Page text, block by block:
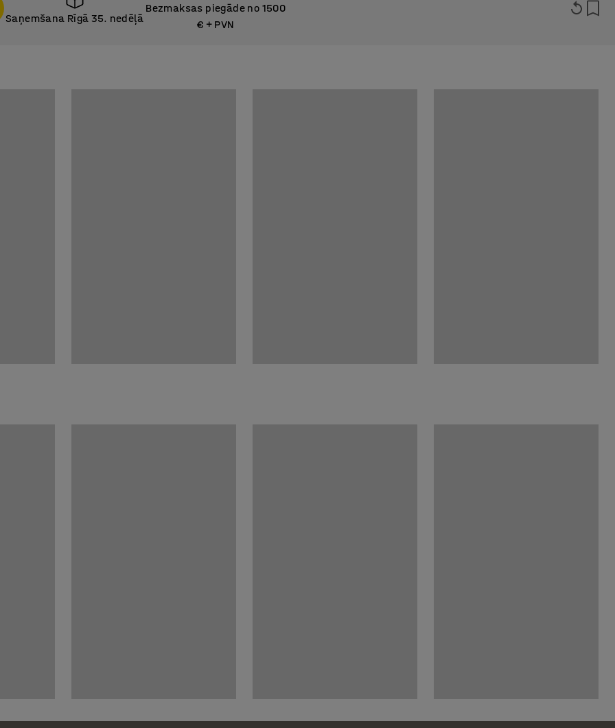
Saņemšana Rīgā 35. nedēļā
Bezmaksas piegāde no 1500
€ + PVN